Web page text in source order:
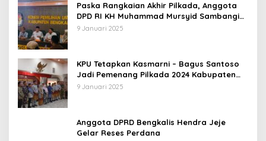
Paska Rangkaian Akhir Pilkada, Anggota
DPD RI KH Muhammad Mursyid Sambangi
KPU Bengkalis
9 Januari 2025
KPU Tetapkan Kasmarni – Bagus Santoso
Jadi Pemenang Pilkada 2024 Kabupaten
Bengkalis
9 Januari 2025
Anggota DPRD Bengkalis Hendra Jeje
Gelar Reses Perdana